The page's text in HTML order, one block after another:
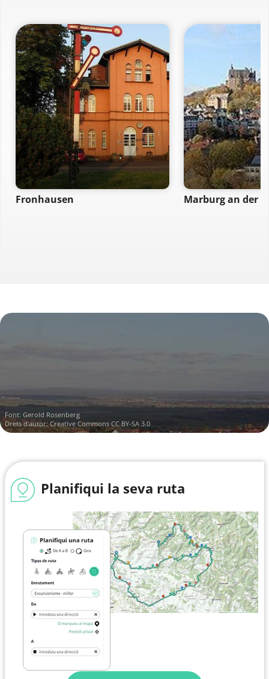
Fronhausen Marburg an der
Font: Gerold Rosenberg
Drets d'autor:Creative Commons CC BY-SA 3.0
Planifiqui la seva ruta